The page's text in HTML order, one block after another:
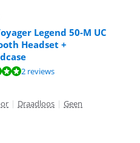
Legend 50-M UC
Headset +
op 2 reviews.
2 reviews
| Draadloos | Geen